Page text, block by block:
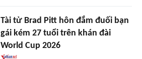
Tài tử Brad Pitt hôn đắm đuối bạn
gái kém 27 tuổi trên khán đài
World Cup 2026